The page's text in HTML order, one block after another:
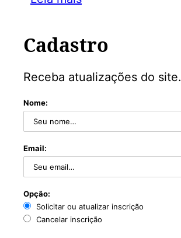
Cadastro
Receba atualizações do site.
Nome:
Email:
Opção:
Solicitar ou atualizar inscrição
Cancelar inscrição